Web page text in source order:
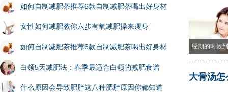
如何自制减肥茶推荐6款自制减肥茶喝出好身材
女性如何减肥教你六步有氧减肥操来瘦身
如何自制减肥茶推荐6款自制减肥茶喝出好身材
白领5天减肥法：春季最适合白领的减肥食谱
什么原因会导致肥胖这八种肥胖原因你都知道
经期的时候
大骨汤